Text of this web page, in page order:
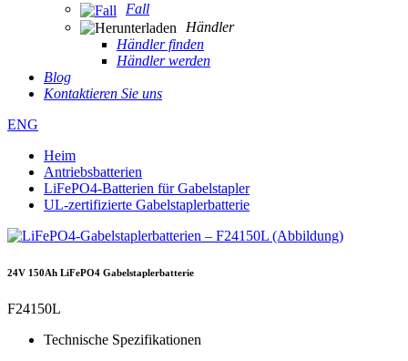
Fall
Händler
Händler finden
Händler werden
Blog
Kontaktieren Sie uns
ENG
Heim
Antriebsbatterien
LiFePO4-Batterien für Gabelstapler
UL-zertifizierte Gabelstaplerbatterie
24V 150Ah LiFePO4 Gabelstaplerbatterie
F24150L
Technische Spezifikationen